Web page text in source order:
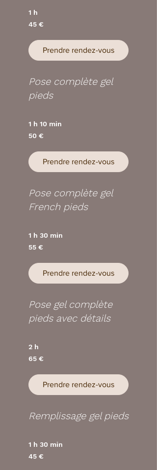
1 h
euros
45 €
Prendre rendez-vous
Pose complète gel
pieds
1 h 10 min
euros
50 €
Prendre rendez-vous
Pose complète gel
French pieds
1 h 30 min
euros
55 €
Prendre rendez-vous
Pose gel complète
pieds avec détails
2 h
euros
65 €
Prendre rendez-vous
Remplissage gel pieds
1 h 30 min
euros
45 €